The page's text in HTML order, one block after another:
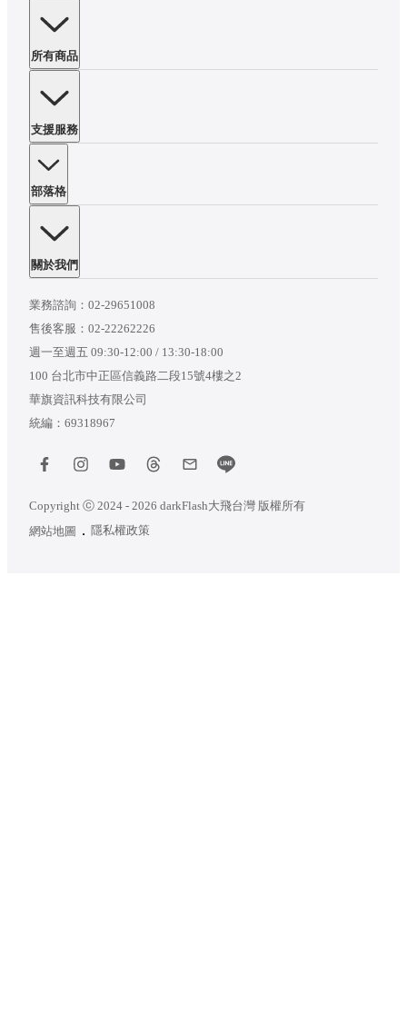
所有商品
支援服務
部落格
關於我們
業務諮詢： 02-29651008
售後客服： 02-22262226
週一至週五 09:30-12:00 / 13:30-18:00
100 台北市中正區信義路二段15號4樓之2
華旗資訊科技有限公司
統編：69318967
Copyright ⓒ 2024 - 2026 darkFlash大飛台灣 版權所有
網站地圖
隱私權政策